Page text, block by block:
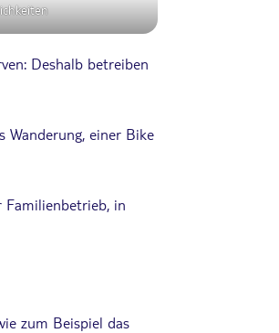
Deshalb betreiben
einer Bike
in
zum Beispiel das